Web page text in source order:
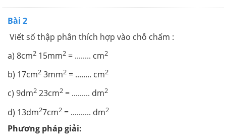
Bài 2
Viết số thập phân thích hợp vào chỗ chấm :
a) 8cm2 15mm2 = ........ cm2
b) 17cm2 3mm2 = ........ cm2
c) 9dm2 23cm2 = ......... dm2
d) 13dm27cm2 = .......... dm2
Phương pháp giải: